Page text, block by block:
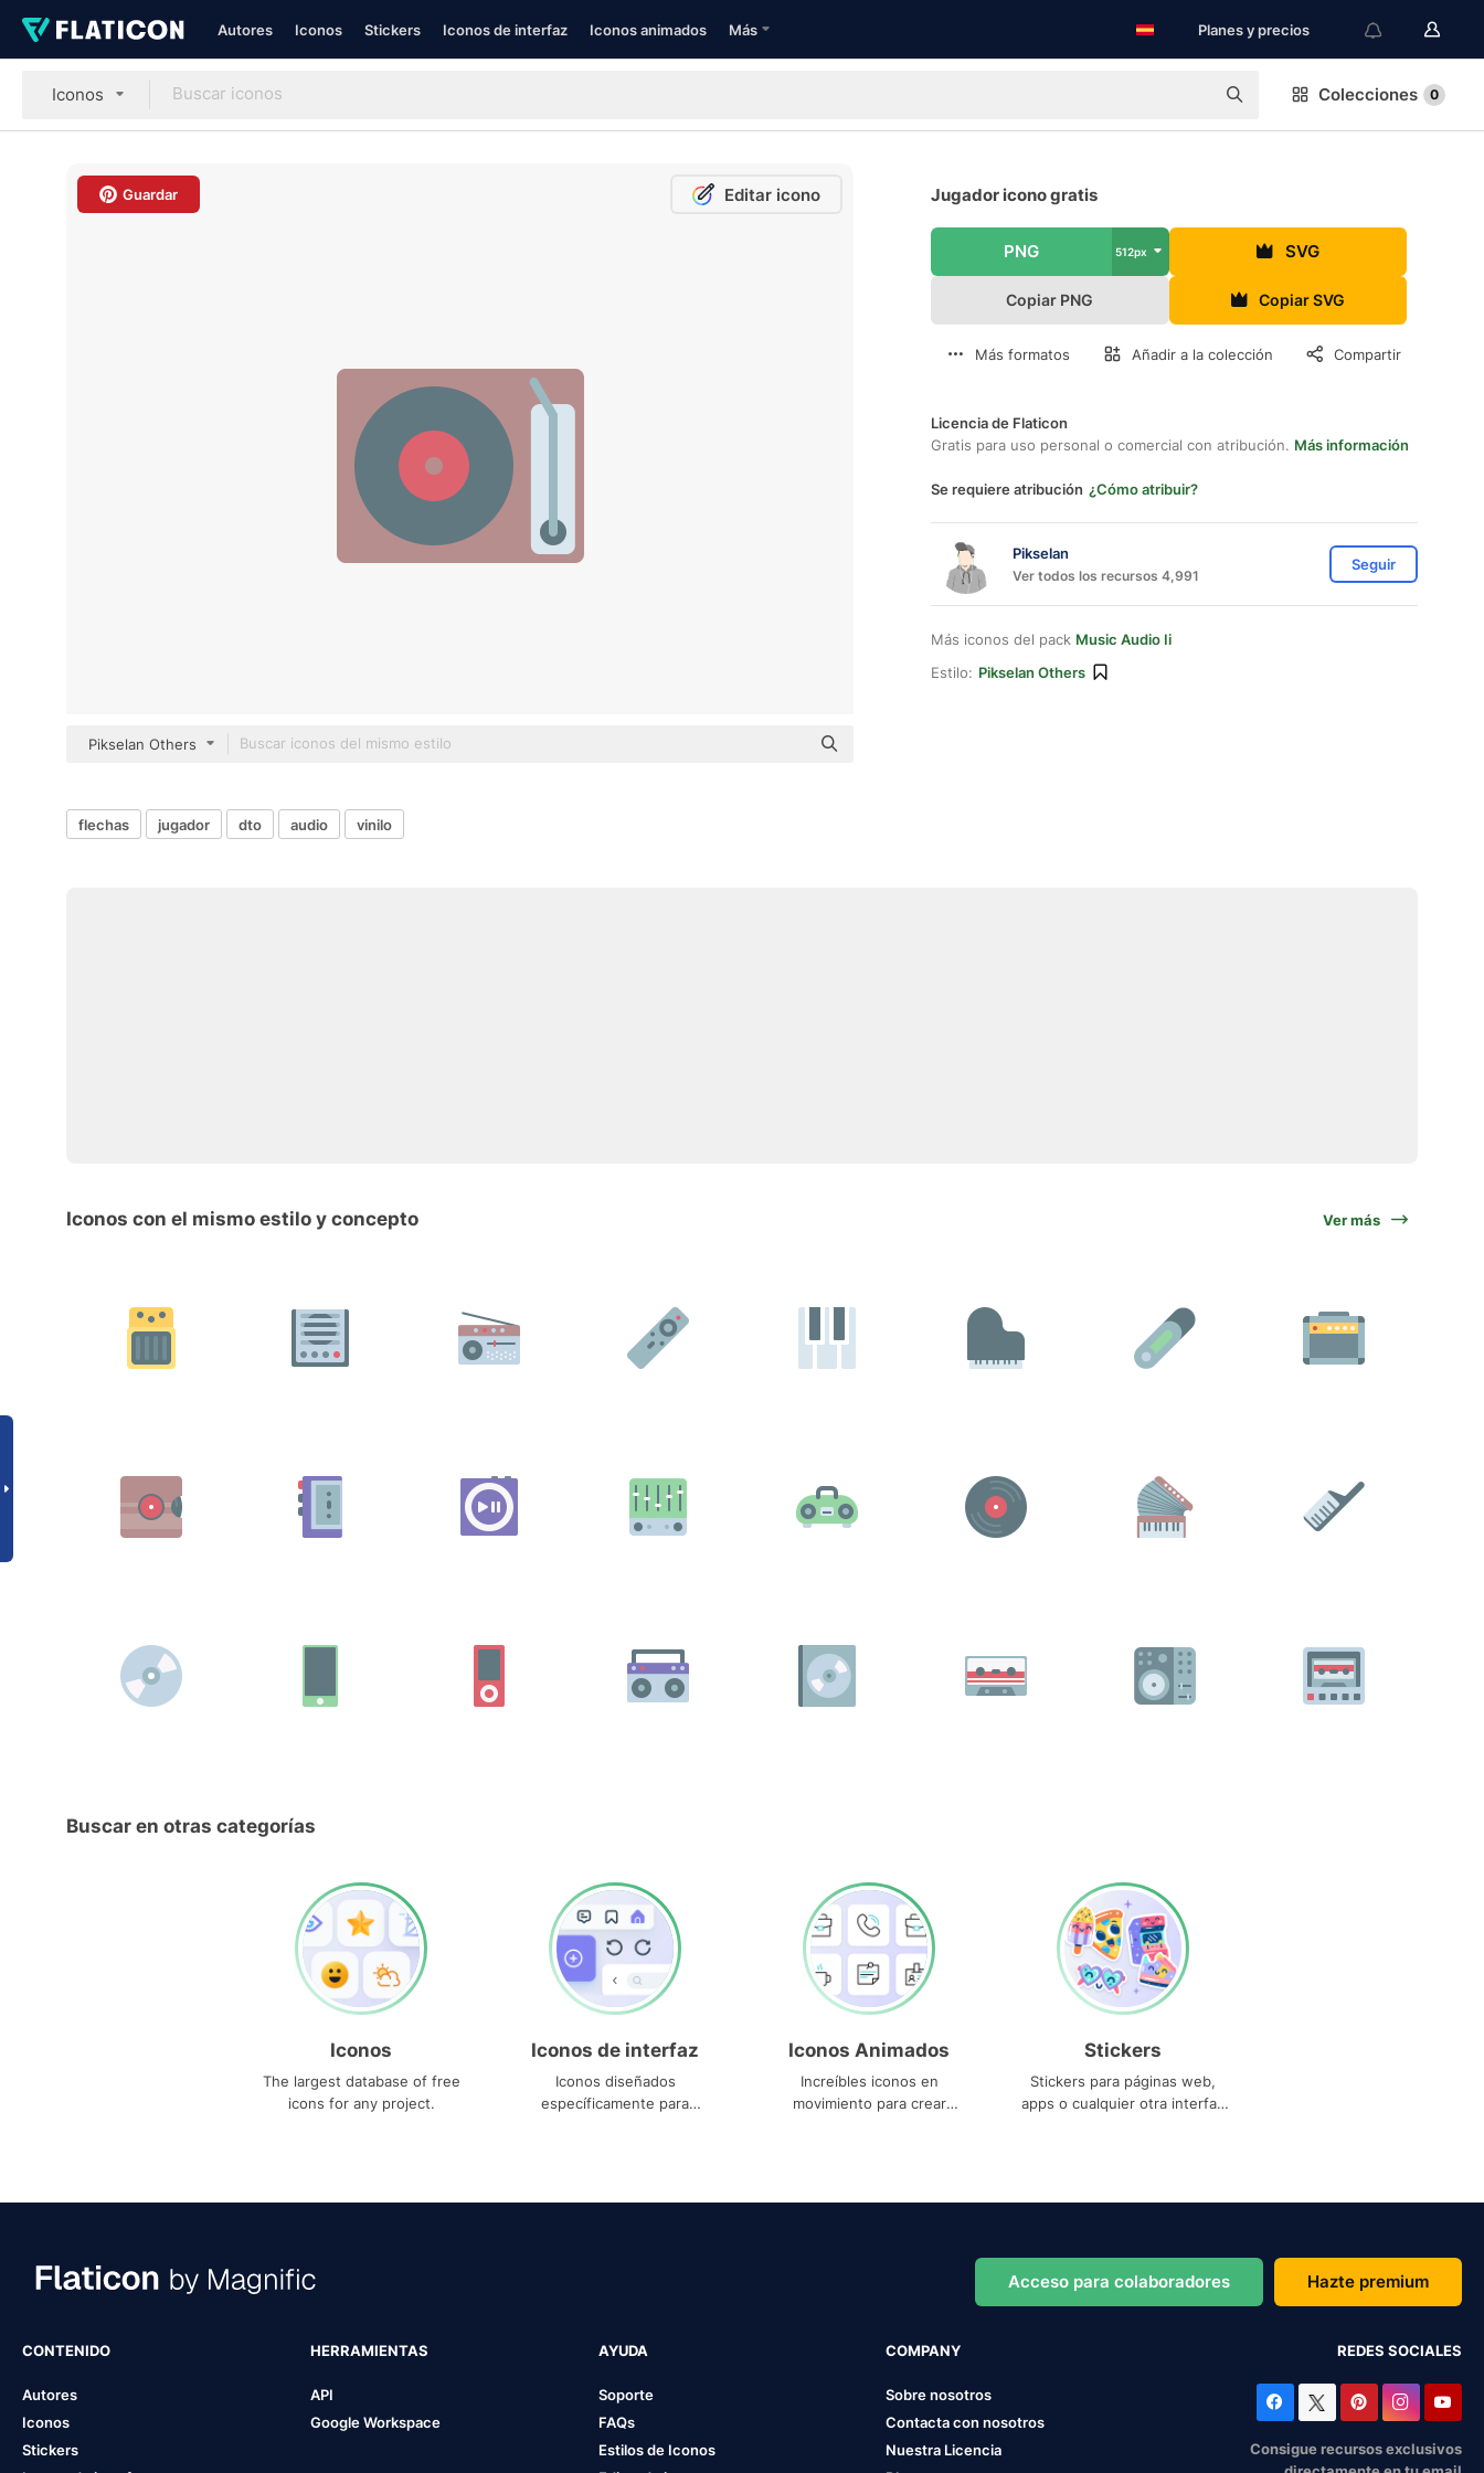
Autores Iconos Stickers Iconos de interfaz Iconos animados Más Planes y precios
Iconos Colecciones 0
Guardar Editar icono
Pikselan Others
Jugador icono gratis
PNG 512px SVG
Copiar PNG Copiar SVG
Más formatos Añadir a la colección Compartir
Licencia de Flaticon
Gratis para uso personal o comercial con atribución. Más información
Se requiere atribución ¿Cómo atribuir?
Pikselan
Ver todos los recursos 4,991
Seguir
Más iconos del pack Music Audio Ii
Estilo: Pikselan Others
flechas jugador dto audio vinilo
Iconos con el mismo estilo y concepto Ver más
Buscar en otras categorías
Iconos
The largest database of free
icons for any project.
Iconos de interfaz
Iconos diseñados
específicamente para
Iconos Animados
Increíbles iconos en
movimiento para crear
Stickers
Stickers para páginas web,
apps o cualquier otra interfaz
Acceso para colaboradores Hazte premium
CONTENIDO
Autores
Iconos
Stickers
HERRAMIENTAS
API
Google Workspace
AYUDA
Soporte
FAQs
Estilos de Iconos
COMPANY
Sobre nosotros
Contacta con nosotros
Nuestra Licencia
REDES SOCIALES
Consigue recursos exclusivos